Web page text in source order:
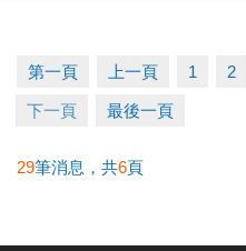
第一頁 上一頁 1 2
下一頁 最後一頁
29筆消息，共6頁